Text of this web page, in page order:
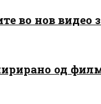
во нов видео
од